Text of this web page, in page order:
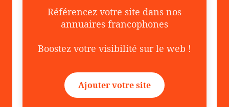
Référencez votre site dans nos
annuaires francophones
Boostez votre visibilité sur le web !
Ajouter votre site